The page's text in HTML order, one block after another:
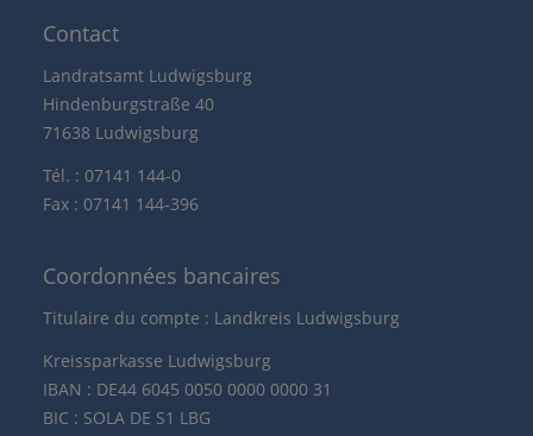
Contact
Landratsamt Ludwigsburg
Hindenburgstraße 40
71638 Ludwigsburg
Tél. : 07141 144-0
Fax : 07141 144-396
Coordonnées bancaires
Titulaire du compte : Landkreis Ludwigsburg
Kreissparkasse Ludwigsburg
IBAN : DE44 6045 0050 0000 0000 31
BIC : SOLA DE S1 LBG